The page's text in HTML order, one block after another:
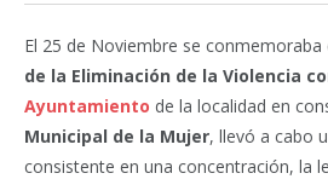
El 25 de Noviembre se conmemoraba
de la Eliminación de la Violencia
Ayuntamiento de la localidad en
Municipal de la Mujer, llevó a cabo
consistente en una concentración, la